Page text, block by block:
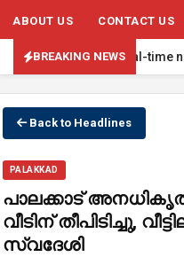
ABOUT US CONTACT US
BREAKING NEWS
latest headlines, real-time
Back to Headlines
PALAKKAD
പാലക്കാട്
വീടിന് തീപിടിച്ചു,
സ്വദേശി